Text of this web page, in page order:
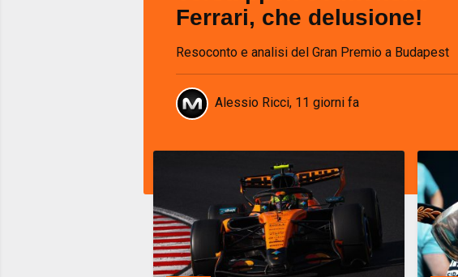
Ferrari, che delusione!
Resoconto e analisi del Gran Premio a Budapest
Alessio Ricci, 11 giorni fa